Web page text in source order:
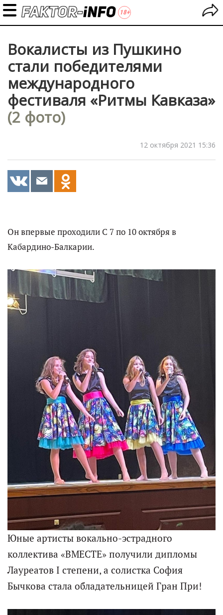
Вокалисты из Пушкино
стали победителями
международного
фестиваля «Ритмы Кавказа»
(2 фото)
12 октября 2021 15:36
Он впервые проходили С 7 по 10 октября в
Кабардино-Балкарии.
Юные артисты вокально-эстрадного
коллектива «ВМЕСТЕ» получили дипломы
Лауреатов I степени, а солистка София
Бычкова стала обладательницей Гран При!